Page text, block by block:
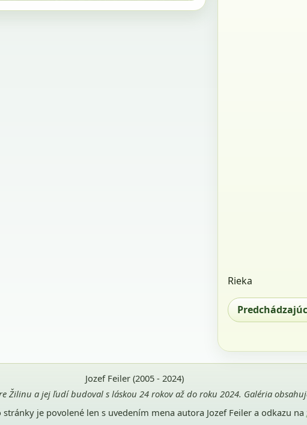
Rieka
Jozef Feiler (2005 - 2024)
Žilinu a jej ľudí budoval s láskou 24 rokov až do roku 2024. Galéria
je povolené len s uvedením mena autora Jozef Feiler a odkazu na